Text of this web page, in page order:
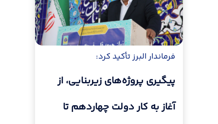
فرماندار البرز تأکید کرد:
پیگیری پروژه‌های زیربنایی، از
آغاز به کار دولت چهاردهم تا